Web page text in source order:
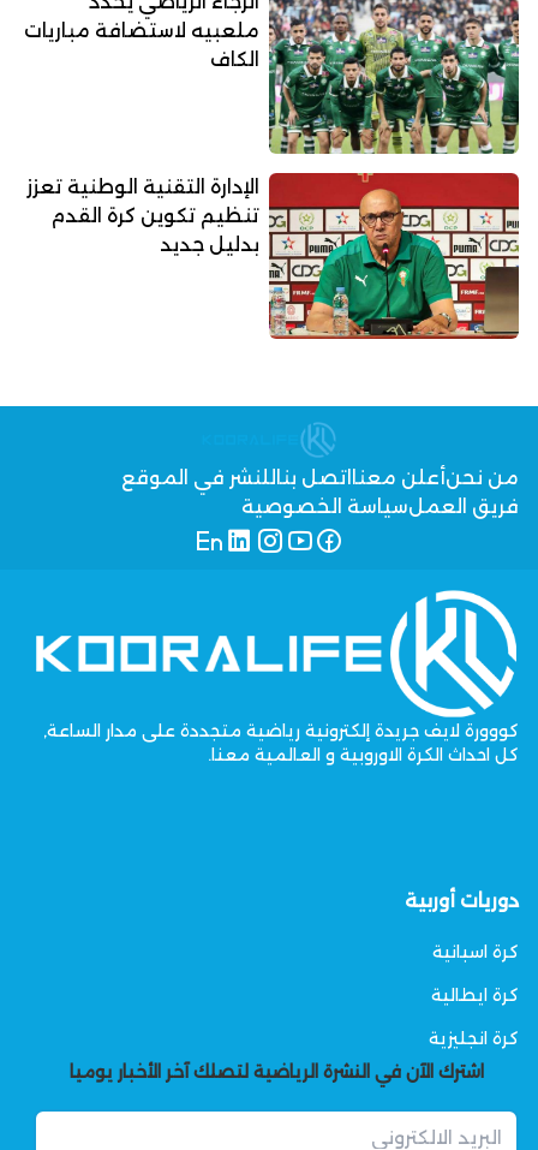
ملعبيه لاستضافة مباريات
الكاف
الإدارة التقنية الوطنية تعزز
تنظيم تكوين كرة القدم
بدليل جديد
من نحنأعلن معنا اتصل بنا للنشر في الموقع
فريق العملسياسة الخصوصية
كووورة لايف جريدة إلكترونية رياضية متجددة على مدار الساعة,
كل احداث الكرة الاوروبية و العالمية معنا.
دوريات أوربية
كرة اسبانية
كرة ايطالية
كرة انجليزية
اشترك الآن في النشرة الرياضية لتصلك آخر الأخبار يوميا